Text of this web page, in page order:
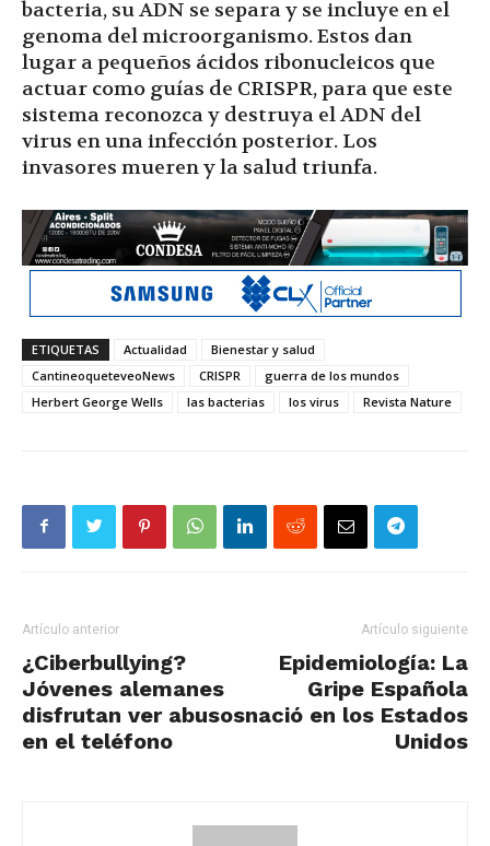
bacteria, su ADN se separa y se incluye en el
genoma del microorganismo. Estos dan
lugar a pequeños ácidos ribonucleicos que
actuar como guías de CRISPR, para que este
sistema reconozca y destruya el ADN del
virus en una infección posterior. Los
invasores mueren y la salud triunfa.
ETIQUETAS Actualidad
Bienestar y salud
CantineoqueteveoNews
CRISPR
guerra de los mundos
Herbert George Wells
las bacterias los virus Revista Nature
Artículo anterior
¿Ciberbullying?
Jóvenes alemanes
disfrutan ver abusos
en el teléfono
Artículo siguiente
Epidemiología: La
Gripe Española
nació en los Estados
Unidos